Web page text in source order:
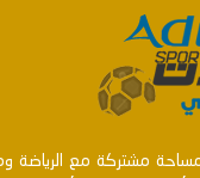
مشتركة مع الرياضة